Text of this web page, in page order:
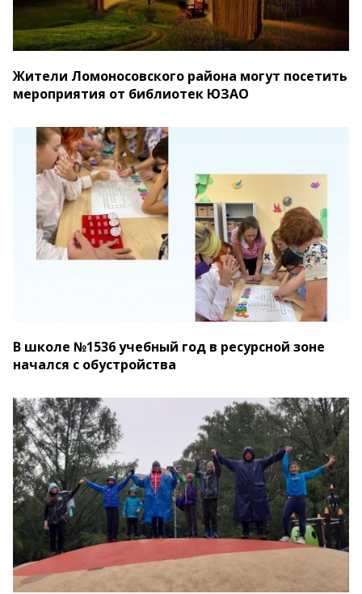
Жители Ломоносовского района могут посетить
мероприятия от библиотек ЮЗАО
В школе №1536 учебный год в ресурсной зоне
начался с обустройства